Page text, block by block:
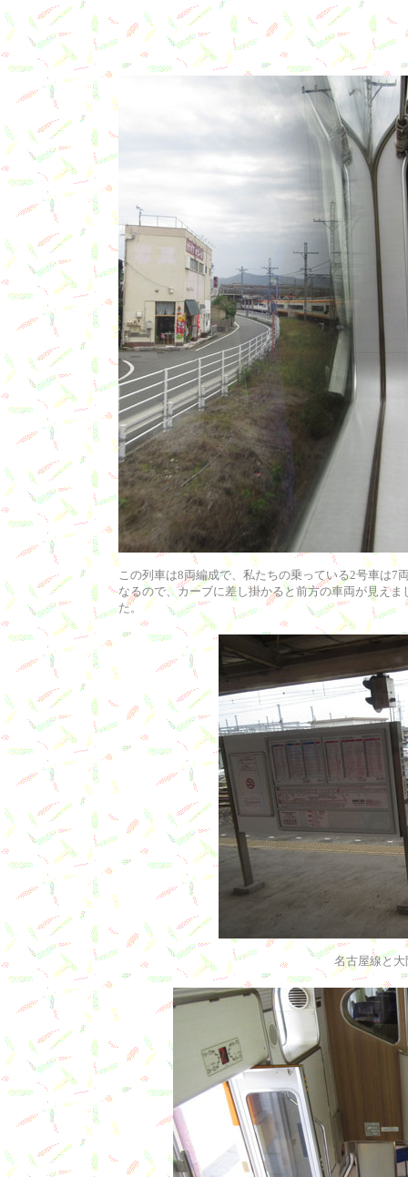
この列車は8両編成で、私たちの乗っている2号車は7
なるので、カーブに差し掛かると前方の車両が見えま
た。
名古屋線と